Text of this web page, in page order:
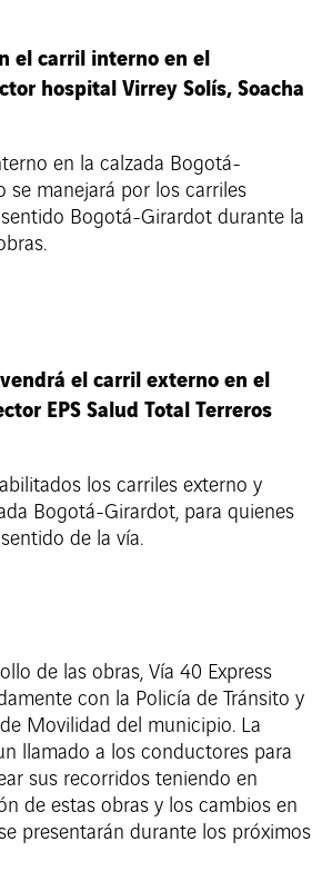
el carril interno en el
hospital Virrey Solís, Soacha
en la calzada Bogotá-
se manejará por los carriles
Bogotá-Girardot durante la
el carril externo en el
EPS Salud Total Terreros
los carriles externo y
Bogotá-Girardot, para quienes
de la vía.
de las obras, Vía 40 Express
con la Policía de Tránsito y
Movilidad del municipio. La
llamado a los conductores para
sus recorridos teniendo en
de estas obras y los cambios en
presentarán durante los próximos